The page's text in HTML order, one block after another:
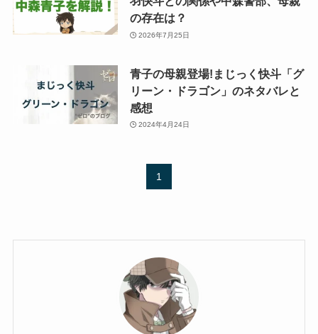
の存在は？
2026年7月25日
青子の母親登場!まじっく快斗「グ
リーン・ドラゴン」のネタバレと
感想
2024年4月24日
1